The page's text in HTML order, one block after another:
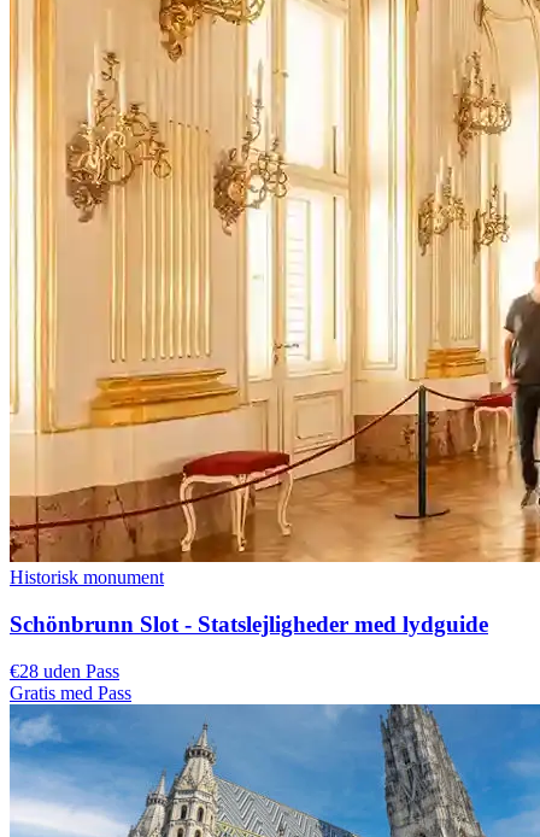
Historisk monument
Schönbrunn Slot - Statslejligheder med lydguide
€28 uden Pass
Gratis med Pass